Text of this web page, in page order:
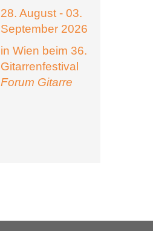
28. August - 03.
September 2026
in Wien beim 36.
Gitarrenfestival
Forum Gitarre